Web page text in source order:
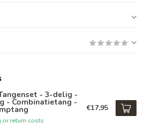
- 3-delig -
- Combinatietang -
return costs
€17,95